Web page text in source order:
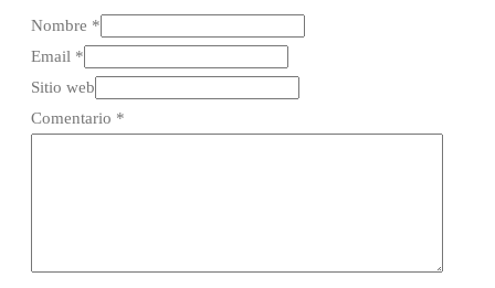
Nombre *
Email *
Sitio web
Comentario *